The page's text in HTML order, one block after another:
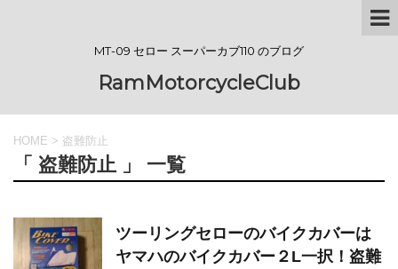
MT-09 セロー スーパーカブ110 のブログ
RamMotorcycleClub
HOME > 盗難防止
「 盗難防止 」 一覧
ツーリングセローのバイクカバーは
ヤマハのバイクカバー２L一択！盗難